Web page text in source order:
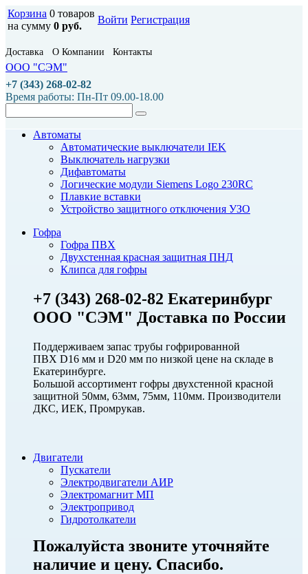
Корзина 0 товаров
на сумму 0 руб.
Войти Регистрация
Доставка О Компании Контакты
ООО "СЭМ"
+7 (343) 268-02-82
Время работы: Пн-Пт 09.00-18.00
Автоматы
Автоматические выключатели IEK
Выключатель нагрузки
Дифавтоматы
Логические модули Siemens Logo 230RC
Плавкие вставки
Устройство защитного отключения УЗО
Гофра
Гофра ПВХ
Двухстенная красная защитная ПНД
Клипса для гофры
+7 (343) 268-02-82 Екатеринбург
ООО "СЭМ" Доставка по России
Поддерживаем запас трубы гофрированной
ПВХ D16 мм и D20 мм по низкой цене на складе в
Екатеринбурге.
Большой ассортимент гофры двухстенной красной
защитной 50мм, 63мм, 75мм, 110мм. Производители
ДКС, ИЕК, Промрукав.
Двигатели
Пускатели
Электродвигатели АИР
Электромагнит МП
Электропривод
Гидротолкатели
Пожалуйста звоните уточняйте
наличие и цену. Спасибо.